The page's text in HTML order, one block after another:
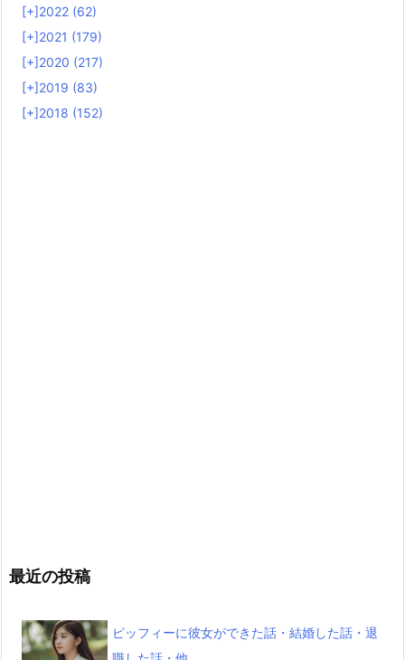
[+]2022 (62)
[+]2021 (179)
[+]2020 (217)
[+]2019 (83)
[+]2018 (152)
最近の投稿
ピッフィーに彼女ができた話・結婚した話・退